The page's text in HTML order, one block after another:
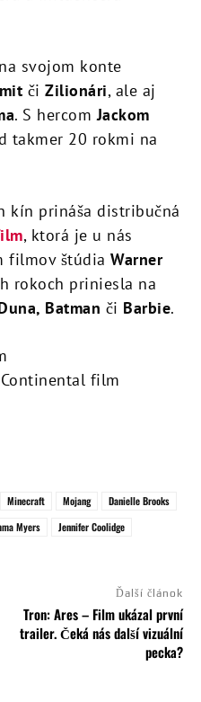
svojom konte
či Zilionári, ale aj
. S hercomJackom
takmer 20 rokmi na
kín prináša distribučná
, ktorá je u nás
filmov štúdia Warner
rokoch priniesla na
Batman či Barbie.
film
Minecraft Mojang
Danielle Brooks
Myers
Jennifer Coolidge
Ďalší článok
Tron: Ares – Film ukázal první
trailer. Čeká nás další vizuální
pecka?